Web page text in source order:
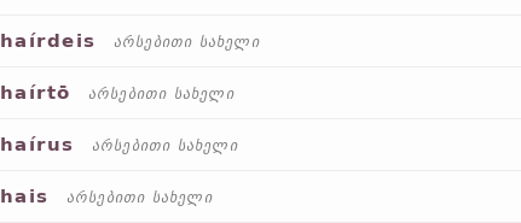
haírdeis არსებითი სახელი
haírtō არსებითი სახელი
haírus არსებითი სახელი
hais არსებითი სახელი